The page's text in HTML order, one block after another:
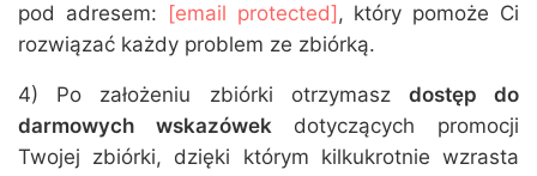
pod adresem:
[email protected] , który pomoże Ci
rozwiązać każdy problem ze zbiórką.
4) Po założeniu zbiórki otrzymasz dostęp do
darmowych wskazówekdotyczących promocji
Twojej zbiórki, dzięki którym kilkukrotnie wzrasta